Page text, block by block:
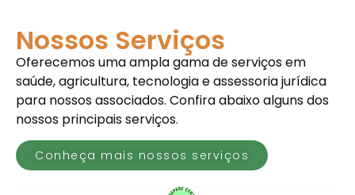
Nossos Serviços
Oferecemos uma ampla gama de serviços em
saúde, agricultura, tecnologia e assessoria jurídica
para nossos associados. Confira abaixo alguns dos
nossos principais serviços.
Conheça mais nossos serviços